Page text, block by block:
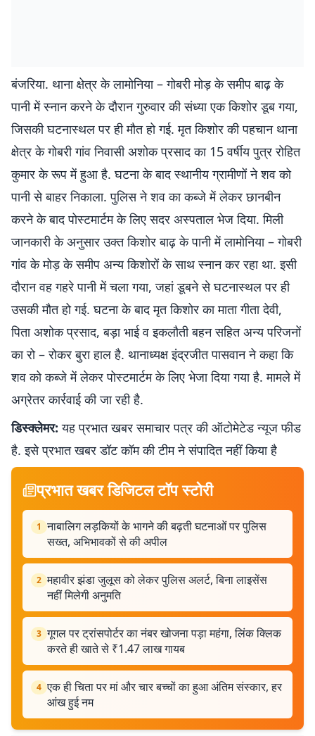
बंजरिया. थाना क्षेत्र के लामोनिया – गोबरी मोड़ के समीप बाढ़ के
पानी में स्नान करने के दौरान गुरुवार की संध्या एक किशोर डूब गया,
जिसकी घटनास्थल पर ही मौत हो गई. मृत किशोर की पहचान थाना
क्षेत्र के गोबरी गांव निवासी अशोक प्रसाद का 15 वर्षीय पुत्र रोहित
कुमार के रूप में हुआ है. घटना के बाद स्थानीय ग्रामीणों ने शव को
पानी से बाहर निकाला. पुलिस ने शव का कब्जे में लेकर छानबीन
करने के बाद पोस्टमार्टम के लिए सदर अस्पताल भेज दिया. मिली
जानकारी के अनुसार उक्त किशोर बाढ़ के पानी में लामोनिया – गोबरी
गांव के मोड़ के समीप अन्य किशोरों के साथ स्नान कर रहा था. इसी
दौरान वह गहरे पानी में चला गया, जहां डूबने से घटनास्थल पर ही
उसकी मौत हो गई. घटना के बाद मृत किशोर का माता गीता देवी,
पिता अशोक प्रसाद, बड़ा भाई व इकलौती बहन सहित अन्य परिजनों
का रो – रोकर बुरा हाल है. थानाध्यक्ष इंद्रजीत पासवान ने कहा कि
शव को कब्जे में लेकर पोस्टमार्टम के लिए भेजा दिया गया है. मामले में
अग्रेतर कार्रवाई की जा रही है.
डिस्क्लेमर: यह प्रभात खबर समाचार पत्र की ऑटोमेटेड न्यूज फीड
है. इसे प्रभात खबर डॉट कॉम की टीम ने संपादित नहीं किया है
प्रभात खबर डिजिटल टॉप स्टोरी
1 नाबालिग लड़कियों के भागने की बढ़ती घटनाओं पर पुलिस
सख्त, अभिभावकों से की अपील
2 महावीर झंडा जुलूस को लेकर पुलिस अलर्ट, बिना लाइसेंस
नहीं मिलेगी अनुमति
3 गूगल पर ट्रांसपोर्टर का नंबर खोजना पड़ा महंगा, लिंक क्लिक
करते ही खाते से ₹1.47 लाख गायब
4 एक ही चिता पर मां और चार बच्चों का हुआ अंतिम संस्कार, हर
आंख हुई नम